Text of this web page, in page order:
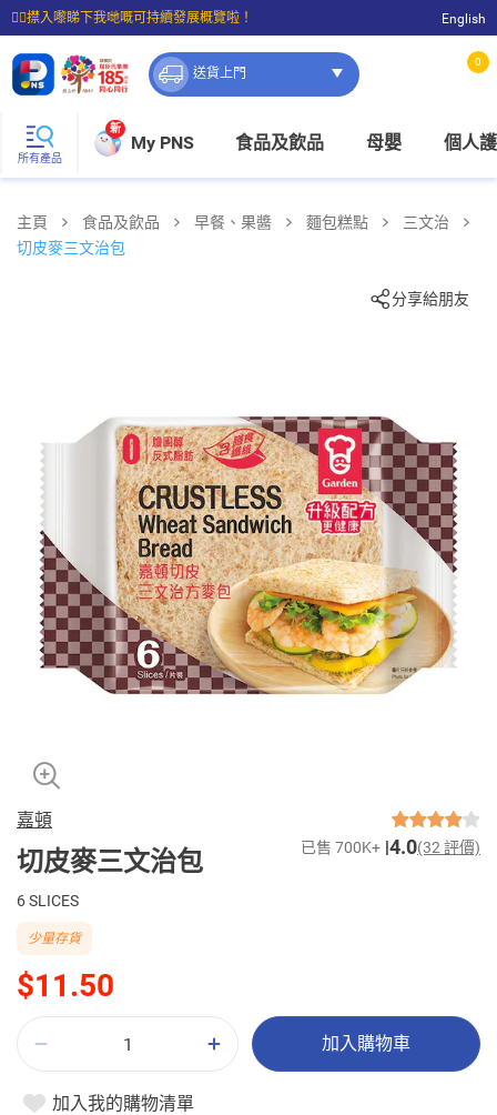
☝🏼㩒入嚟睇下我哋嘅可持續發展概覽啦！
⭐購物滿$399即享免費送貨；滿$100即可免費店取。
English
送貨上門
0
所有產品
新
My PNS 食品及飲品 母嬰 個人
主頁 食品及飲品 早餐、果醬 麵包糕點
三文治
切皮麥三文治包
分享給朋友
嘉頓
切皮麥三文治包 已售 700K+ 4.0(32 評價)
6 SLICES
$11.50
少量存貨
加入購物車
加入我的購物清單